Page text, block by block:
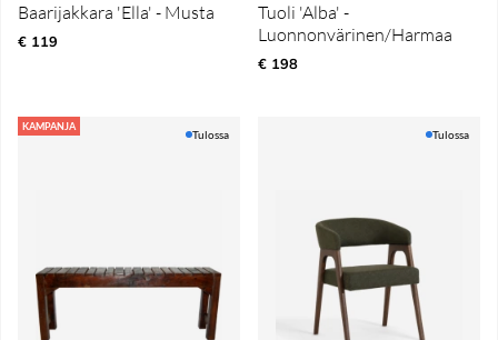
Baarijakkara 'Ella' - Musta
€ 119
Tuoli 'Alba' -
Luonnonvärinen/Harmaa
€ 198
KAMPANJA
Tulossa Tulossa